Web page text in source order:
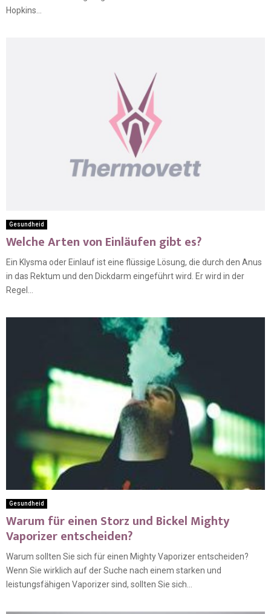
Hopkins...
Gesundheid
Welche Arten von Einläufen gibt es?
Ein Klysma oder Einlauf ist eine flüssige Lösung, die durch den Anus
in das Rektum und den Dickdarm eingeführt wird. Er wird in der
Regel...
Gesundheid
Warum für einen Storz und Bickel Mighty
Vaporizer entscheiden?
Warum sollten Sie sich für einen Mighty Vaporizer entscheiden?
Wenn Sie wirklich auf der Suche nach einem starken und
leistungsfähigen Vaporizer sind, sollten Sie sich...